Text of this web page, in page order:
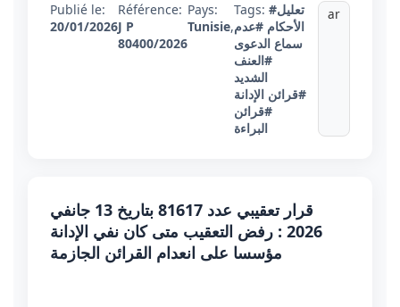
Publié le:
20/01/2026
Référence:
J P
80400/2026
Pays:
Tunisie,
Tags: #تعليل
الأحكام #عدم
سماع الدعوى
#العنف
الشديد
#قرائن الإدانة
#قرائن
البراءة
ar
قرار تعقيبي عدد 81617 بتاريخ 13 جانفي
2026 : رفض التعقيب متى كان نفي الإدانة
مؤسسا على انعدام القرائن الجازمة